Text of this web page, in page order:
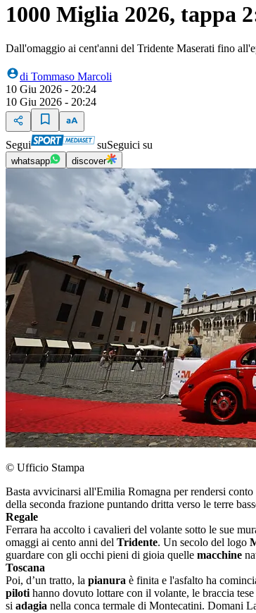
1000 Miglia 2026, tappa
Dall'omaggio ai cent'anni del Tridente Maserati fino
di Tommaso Marcoli
10 Giu 2026 - 20:24
10 Giu 2026 - 20:24
Segui suSeguici su
whatsapp discover
© Ufficio Stampa
Basta avvicinarsi all'Emilia Romagna per rendersi conto
della seconda frazione puntando dritta verso le terre
Regale
Ferrara ha accolto i cavalieri del volante sotto le sue
omaggi ai cento anni del Tridente. Un secolo del logo
guardare con gli occhi pieni di gioia quelle macchine
Toscana
Poi, d’un tratto, la pianura è finita e l'asfalto ha
piloti hanno dovuto lottare con il volante, le braccia
si adagia nella conca termale di Montecatini. Domani